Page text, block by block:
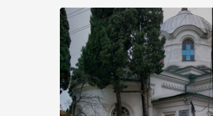
Херсонесі Володимир-язичник, став
християнином. А потім було Хрещення
Херсонесу Таврійського названо